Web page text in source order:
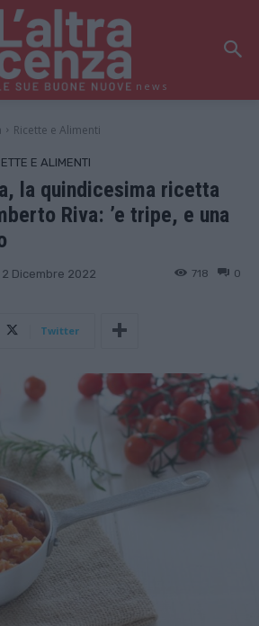
news
Ricette e Alimenti
E ALIMENTI
la quindicesima ricetta
Riva: ’e tripe, e una
2 Dicembre 2022 0
718
Twitter